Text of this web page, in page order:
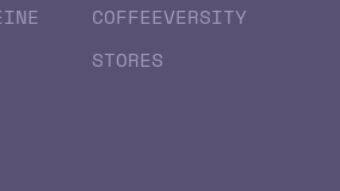
COFFEEVERSITY
STORES